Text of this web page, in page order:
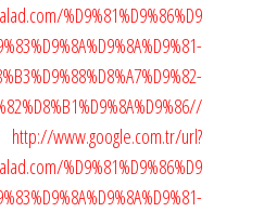
%D9%81%D9%86%D9
http://www.google.com.tr/url?
%D9%81%D9%86%D9